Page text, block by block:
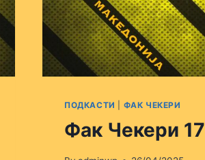
ПОДКАСТИ ФАК ЧЕКЕРИ
Фак Чекери 17